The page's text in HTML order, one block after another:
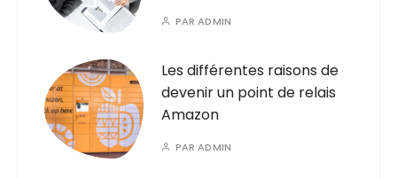
PARADMIN
Les différentes raisons de
devenir un point de relais
Amazon
PARADMIN